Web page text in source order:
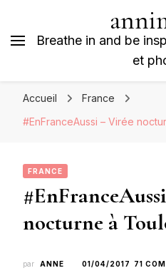
Breathe in and be
et
Accueil
France
#EnFranceAussi – Virée
FRANCE
nocturne à
par ANNE 01/04/2017 71